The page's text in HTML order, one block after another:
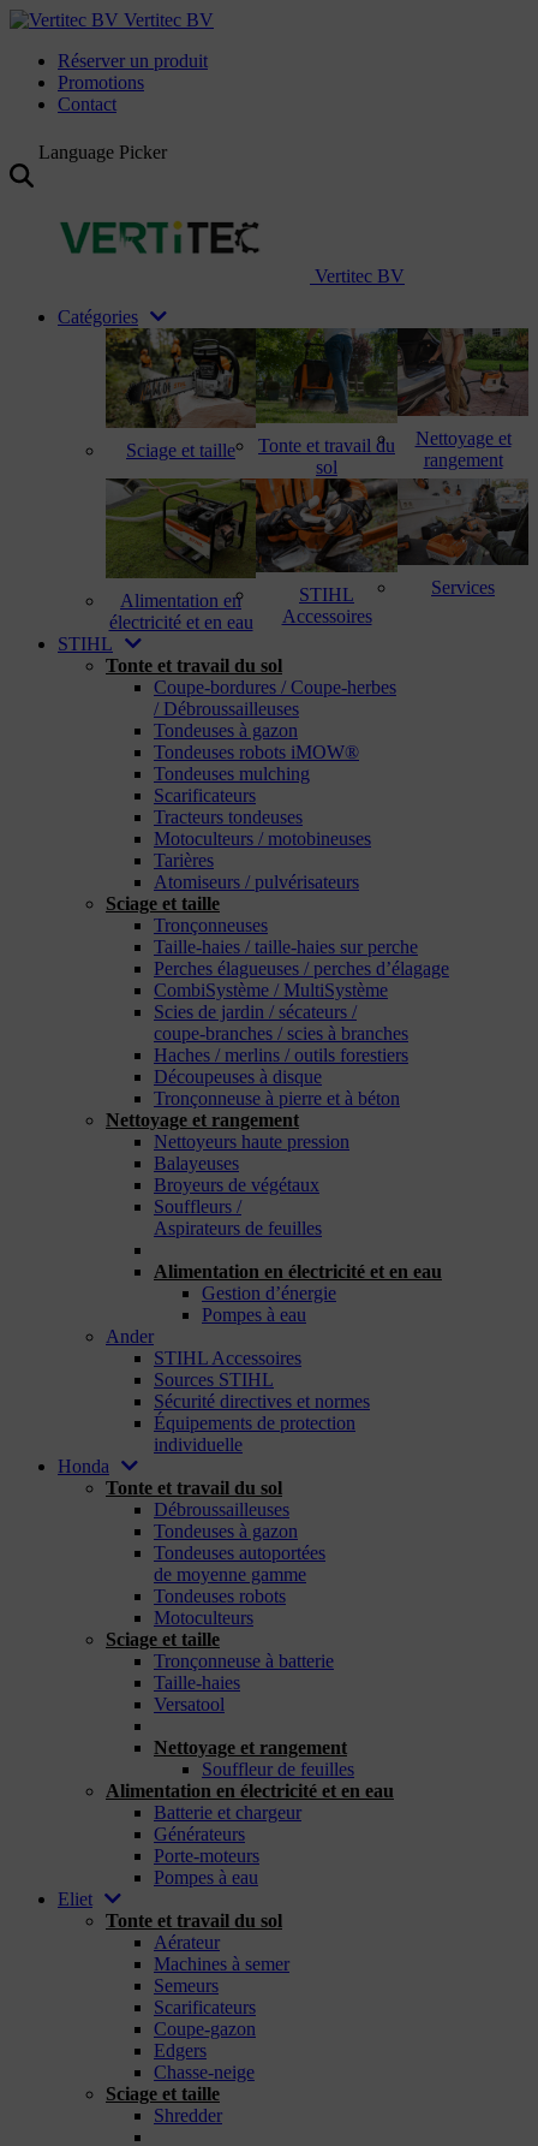
Vertitec BV
Réserver un produit
Promotions
Contact
Language Picker
Vertitec BV
Catégories
Sciage et taille
Tonte et travail du
sol
Nettoyage et
rangement
Alimentation en
électricité et en eau
STIHL
Accessoires
Services
STIHL
Tonte et travail du sol
Coupe-bordures / Coupe-herbes
/ Débroussailleuses
Tondeuses à gazon
Tondeuses robots iMOW®
Tondeuses mulching
Scarificateurs
Tracteurs tondeuses
Motoculteurs / motobineuses
Tarières
Atomiseurs / pulvérisateurs
Sciage et taille
Tronçonneuses
Taille-haies / taille-haies sur perche
Perches élagueuses / perches d’élagage
CombiSystème / MultiSystème
Scies de jardin / sécateurs /
coupe-branches / scies à branches
Haches / merlins / outils forestiers
Découpeuses à disque
Tronçonneuse à pierre et à béton
Nettoyage et rangement
Nettoyeurs haute pression
Balayeuses
Broyeurs de végétaux
Souffleurs /
Aspirateurs de feuilles
Alimentation en électricité et en eau
Gestion d’énergie
Pompes à eau
Ander
STIHL Accessoires
Sources STIHL
Sécurité directives et normes
Équipements de protection
individuelle
Honda
Tonte et travail du sol
Débroussailleuses
Tondeuses à gazon
Tondeuses autoportées
de moyenne gamme
Tondeuses robots
Motoculteurs
Sciage et taille
Tronçonneuse à batterie
Taille-haies
Versatool
Nettoyage et rangement
Souffleur de feuilles
Alimentation en électricité et en eau
Batterie et chargeur
Générateurs
Porte-moteurs
Pompes à eau
Eliet
Tonte et travail du sol
Aérateur
Machines à semer
Semeurs
Scarificateurs
Coupe-gazon
Edgers
Chasse-neige
Sciage et taille
Shredder